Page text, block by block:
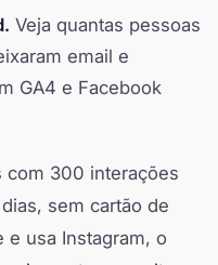
Veja quantas pessoas
email e
GA4 e Facebook
com 300 interações
sem cartão de
usa Instagram, o